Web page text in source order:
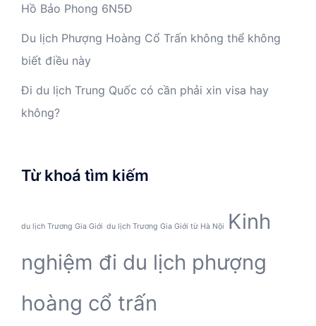
Hồ Bảo Phong 6N5Đ
Du lịch Phượng Hoàng Cổ Trấn không thể không
biết điều này
Đi du lịch Trung Quốc có cần phải xin visa hay
không?
Từ khoá tìm kiếm
du lịch Trương Gia Giới du lịch Trương Gia Giới từ Hà Nội
Kinh
nghiệm đi du lịch phượng
hoàng cổ trấn